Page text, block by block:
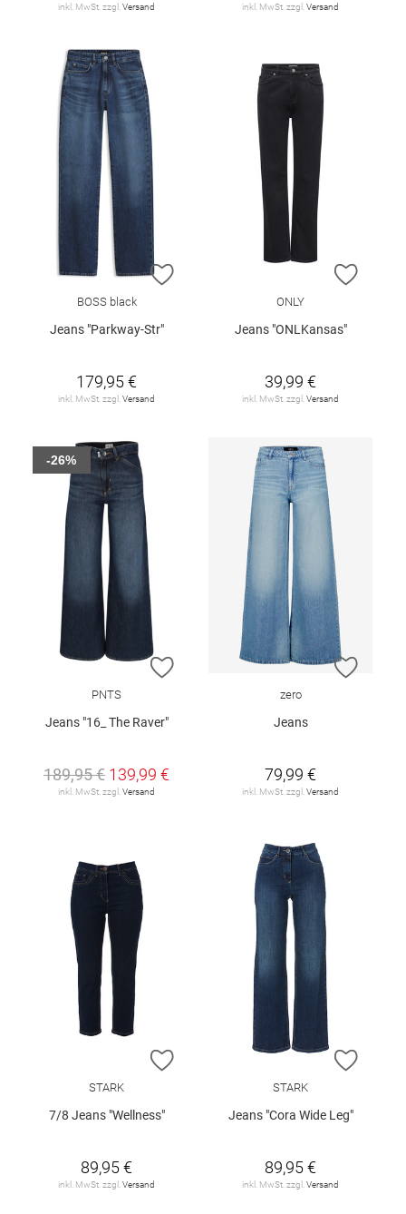
inkl. MwSt. zzgl. Versand inkl. MwSt. zzgl. Versand
ZUR WUNSCHLISTE HINZUFÜGEN
BOSS black
Jeans "Parkway-Str"
179,95 €
inkl. MwSt. zzgl.Versand
ZUR
ONLY
Jeans "ONLKansas"
39,99 €
inkl. MwSt. zzgl.Versand
ZUR WUNSCHLISTE HINZUFÜGEN
PNTS
Jeans "16_ The Raver"
189,95 € 139,99 €
inkl. MwSt. zzgl.Versand
-26%
ZUR
zero
Jeans
79,99 €
inkl. MwSt. zzgl.Versand
ZUR WUNSCHLISTE HINZUFÜGEN
STARK
7/8 Jeans "Wellness"
89,95 €
inkl. MwSt. zzgl. Versand
ZUR
STARK
Jeans "Cora Wide Leg"
89,95 €
inkl. MwSt. zzgl. Versand